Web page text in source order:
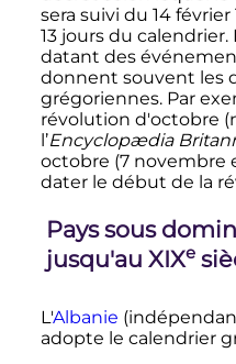
sera suivi du 14 février
13 joursdu calendrier.
datant des
donnent souvent les
grégoriennes. Par
révolution d'octobre
l’Encyclopædia
octobre (7 novembre
dater le début de la
Pays sous
jusqu'au XIXe
L'Albanie
adopte le calendrier